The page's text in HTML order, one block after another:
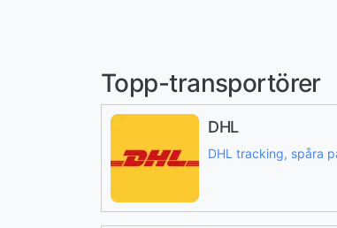
Topp-transportörer
DHL
DHL tracking, spåra